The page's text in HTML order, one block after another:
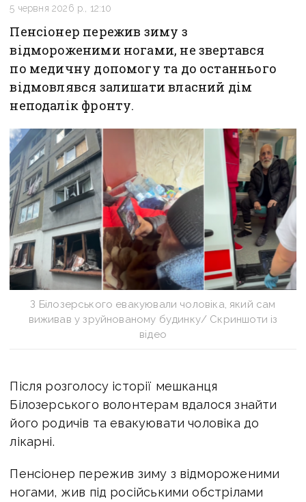
5 червня 2026 р., 12:10
Пенсіонер пережив зиму з
відмороженими ногами, не звертався
по медичну допомогу та до останнього
відмовлявся залишати власний дім
неподалік фронту.
З Білозерського евакуювали чоловіка, який сам
виживав у зруйнованому будинку/ Скриншоти із
відео
Після розголосу історії мешканця
Білозерського волонтерам вдалося знайти
його родичів та евакуювати чоловіка до
лікарні.
Пенсіонер пережив зиму з відмороженими
ногами, жив під російськими обстрілами